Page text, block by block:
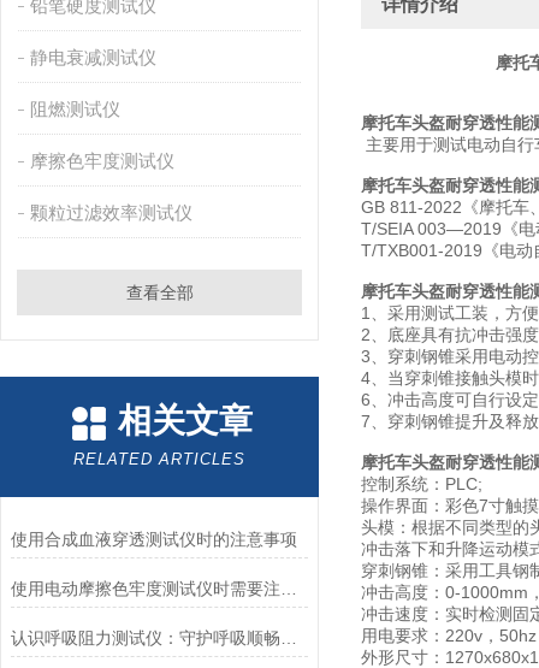
铅笔硬度测试仪
静电衰减测试仪
阻燃测试仪
摩擦色牢度测试仪
颗粒过滤效率测试仪
查看全部
相关文章
RELATED ARTICLES
使用合成血液穿透测试仪时的注意事项
详情介绍
摩托
摩托车头盔耐穿透性能
主要用于测试电动自
摩托车头盔耐穿透性能
GB 811-2022《摩托车
T/SEIA 003—2019《电
T/TXB001-2019《电动
摩托车头盔耐穿透性能
1、采用测试工装，方
2、底座具有抗冲击强
3、穿刺钢锥采用电动
4、当穿刺锥接触头模
6、冲击高度可自行设
7、穿刺钢锥提升及释
摩托车头盔耐穿透性能
控制系统：PLC;
操作界面：彩色7寸触
头模：根据不同类型的
冲击落下和升降运动模
穿刺钢锥：采用工具钢
冲击高度：0-1000mm
冲击速度：实时检测固
用电要求：220v，
外形尺寸：